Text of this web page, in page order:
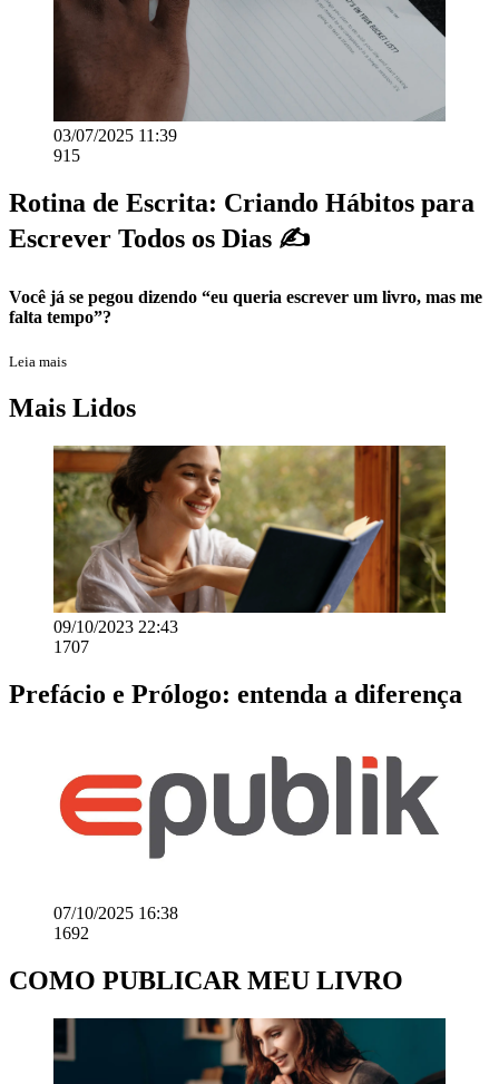
03/07/2025 11:39
915
Rotina de Escrita: Criando Hábitos para
Escrever Todos os Dias ✍️
Você já se pegou dizendo “eu queria escrever um livro, mas me
falta tempo”?
Leia mais
Mais Lidos
09/10/2023 22:43
1707
Prefácio e Prólogo: entenda a diferença
07/10/2025 16:38
1692
COMO PUBLICAR MEU LIVRO